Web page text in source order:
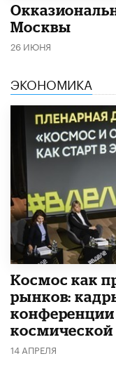
Москвы
26 ИЮНЯ
ЭКОНОМИКА
Космос как
рынков:
14 АПРЕЛЯ